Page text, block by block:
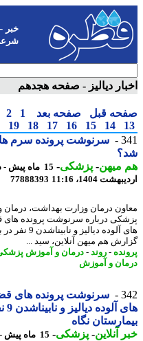
-
شرعی-
دیالیز - صفحه هجدهم
قبل صفحه بعد 1
2
3
14
15
16
17
18
19
20
سرنوشت پرونده سرم های
میهن-پزشکی-
1404، 11:16
77888393
درمان وزارت بهداشت، درمان و
درباره سرنوشت پرونده های
های آلوده دیالیز و
هم میهن آنلاین، سید ...
-روند -درمان و آموزش پزشکی-
و آموزش
سرنوشت پرونده های
های آلوده دیالیز و
نگاه
آنلاین-پزشکی-